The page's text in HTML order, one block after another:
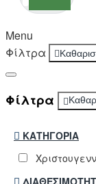
Menu
Φίλτρα
Φίλτρα
ΚΑΤΗΓΟΡΊΑ